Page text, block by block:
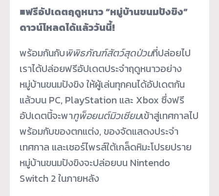
■ฟรีอัปเดตฤดูหนาว “หมู่บ้านขนมปังขิง”
ดาวน์โหลดได้แล้ววันนี้!
พร้อมกันกับพิพิธภัณฑ์สัตว์สุดป่วนที่ปล่อยไป
เราได้ปล่อยฟรีอัปเดตประจำฤดูหนาวอย่าง
หมู่บ้านขนมปังขิง ให้ผู้เล่นทุกคนได้อัปเดตกัน
แล้วบน PC, PlayStation และ Xbox ซึ่งฟรี
อัปเดตนี้จะพาทูพ็อยนต์มิวเซียมเข้าสู่เทศกาลไป
พร้อมกับของตกแต่ง, ของจัดแสดงประจำ
เทศกาล และเซอร์ไพรส์ใต้เกล็ดหิมะโปรยปราย
หมู่บ้านขนมปังขิงจะปล่อยบน Nintendo
Switch 2 ในภายหลัง